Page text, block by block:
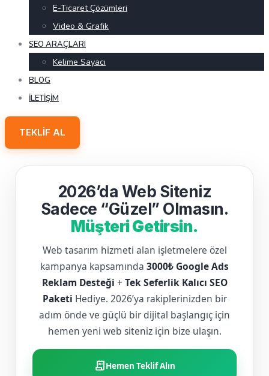
E-Ticaret Çözümleri
Video & Grafik
SEO ARAÇLARI
Kelime Sayacı
BLOG
İLETIŞIM
TEKLIF AL
2026’da Web Siteniz
Sadece “Güzel” Olmasın.
Müşteri Getirsin.
Web tasarım hizmeti alan işletmelere özel
kampanya kapsamında 3000₺ Google Ads
Reklam Desteği + Tek Seferlik Kalıcı SEO
Paketi Hediye. 2026’ya rakiplerinizden bir
adım önde ve güçlü bir dijital başlangıç için
hemen yeni web siteniz için bize ulaşın.
receipt_longHemen Teklif Alın